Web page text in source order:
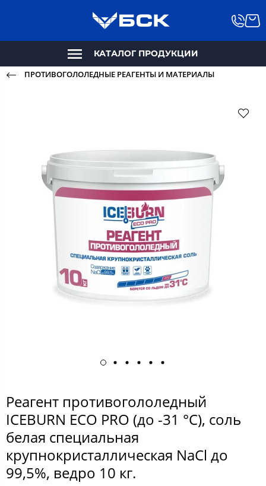
КАТАЛОГ ПРОДУКЦИИ
ПРОТИВОГОЛОЛЕДНЫЕ РЕАГЕНТЫ И МАТЕРИАЛЫ
Реагент противогололедный
ICEBURN ECO PRO (до -31 °C), соль
белая специальная
крупнокристаллическая NaCl до
99,5%, ведро 10 кг.